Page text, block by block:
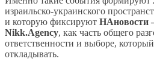
израильско-украинского
и которую фиксируют НАновости
Nikk.Agency, как часть общего
ответственности и выборе,
откладывать.